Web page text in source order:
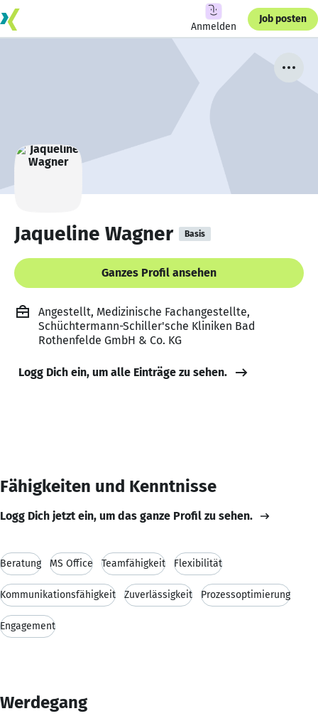
Anmelden
Job posten
Jaqueline Wagner Basis
Ganzes Profil ansehen
Angestellt, Medizinische Fachangestellte,
Schüchtermann-Schiller'sche Kliniken Bad
Rothenfelde GmbH & Co. KG
Logg Dich ein, um alle Einträge zu sehen.
Fähigkeiten und Kenntnisse
Logg Dich jetzt ein, um das ganze Profil zu sehen.
Beratung MS Office Teamfähigkeit Flexibilität
Kommunikationsfähigkeit Zuverlässigkeit Prozessoptimierung
Engagement
Werdegang